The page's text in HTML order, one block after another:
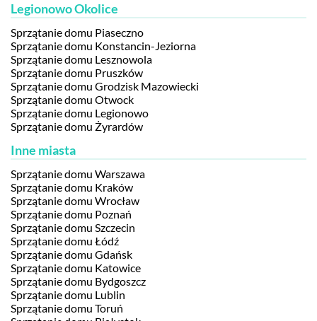
Legionowo Okolice
Sprzątanie domu Piaseczno
Sprzątanie domu Konstancin-Jeziorna
Sprzątanie domu Lesznowola
Sprzątanie domu Pruszków
Sprzątanie domu Grodzisk Mazowiecki
Sprzątanie domu Otwock
Sprzątanie domu Legionowo
Sprzątanie domu Żyrardów
Inne miasta
Sprzątanie domu Warszawa
Sprzątanie domu Kraków
Sprzątanie domu Wrocław
Sprzątanie domu Poznań
Sprzątanie domu Szczecin
Sprzątanie domu Łódź
Sprzątanie domu Gdańsk
Sprzątanie domu Katowice
Sprzątanie domu Bydgoszcz
Sprzątanie domu Lublin
Sprzątanie domu Toruń